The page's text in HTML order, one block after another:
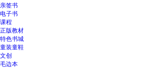
亲签书
电子书
课程
正版教材
特色书城
童装童鞋
文创
毛边本
波
浪
键
打
开
导
盲
模